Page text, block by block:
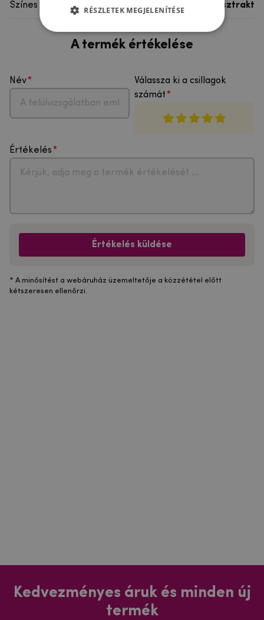
Színes motívum
Absztrakt
A termék értékelése
Név
Válassza ki a csillagok
számát
Értékelés
Értékelés küldése
* A minősítést a webáruház üzemeltetője a közzététel előtt
kétszeresen ellenőrzi.
Kedvezményes áruk és minden új
termék
RÉSZLETEK MEGJELENÍTÉSE